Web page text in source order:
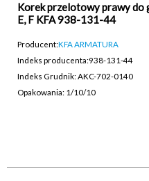
Korek przelotowy prawy do
E, F KFA 938-131-44
Producent:KFA ARMATURA
Indeks producenta:938-131-44
Indeks Grudnik: AKC-702-0140
Opakowania: 1/10/10